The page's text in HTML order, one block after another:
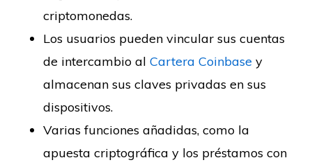
criptomonedas.
Los usuarios pueden vincular sus cuentas
de intercambio alCartera Coinbase y
almacenan sus claves privadas en sus
dispositivos.
Varias funciones añadidas, como la
apuesta criptográfica y los préstamos con